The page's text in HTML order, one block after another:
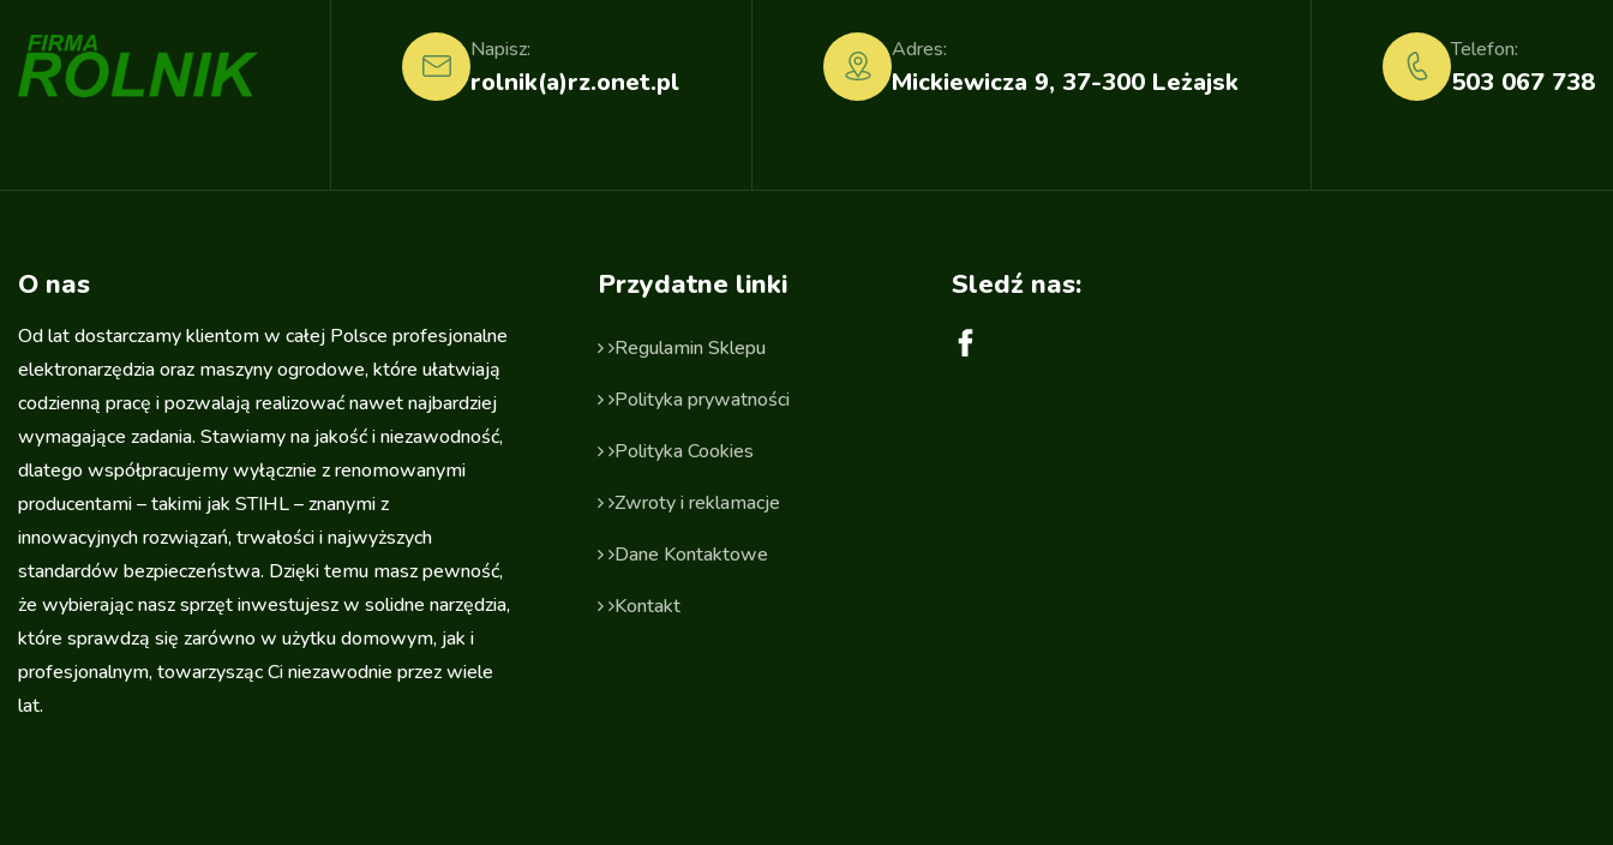
rolnik(a)rz.onet.pl
Napisz:
Mickiewicza 9, 37-300 Leżajsk
Adres:
503 067 738
Telefon:
O nas
Od lat dostarczamy klientom w całej Polsce profesjonalne
elektronarzędzia oraz maszyny ogrodowe, które ułatwiają
codzienną pracę i pozwalają realizować nawet najbardziej
wymagające zadania. Stawiamy na jakość i niezawodność,
dlatego współpracujemy wyłącznie z renomowanymi
producentami – takimi jak STIHL – znanymi z
innowacyjnych rozwiązań, trwałości i najwyższych
standardów bezpieczeństwa. Dzięki temu masz pewność,
że wybierając nasz sprzęt inwestujesz w solidne narzędzia,
które sprawdzą się zarówno w użytku domowym, jak i
profesjonalnym, towarzysząc Ci niezawodnie przez wiele
lat.
Przydatne linki
Regulamin Sklepu
Polityka prywatności
Polityka Cookies
Zwroty i reklamacje
Dane Kontaktowe
Kontakt
Sledź nas: